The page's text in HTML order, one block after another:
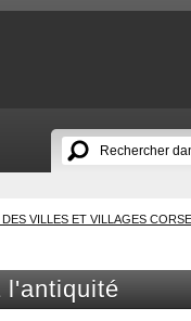
VILLES ET VILLAGES
l'antiquité